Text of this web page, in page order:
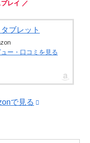
レイ ／
ブレット
ー・口コミを見る
で見る